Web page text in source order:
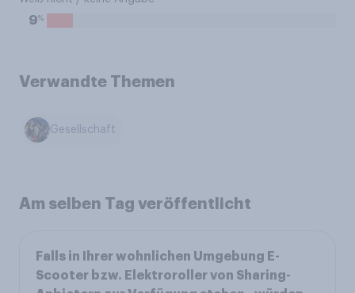
9%
Verwandte Themen
Gesellschaft
Am selben Tag veröffentlicht
Falls in Ihrer wohnlichen Umgebung E-
Scooter bzw. Elektroroller von Sharing-